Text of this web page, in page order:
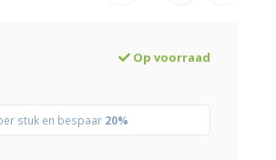
Op voorraad
stuk en bespaar 20%